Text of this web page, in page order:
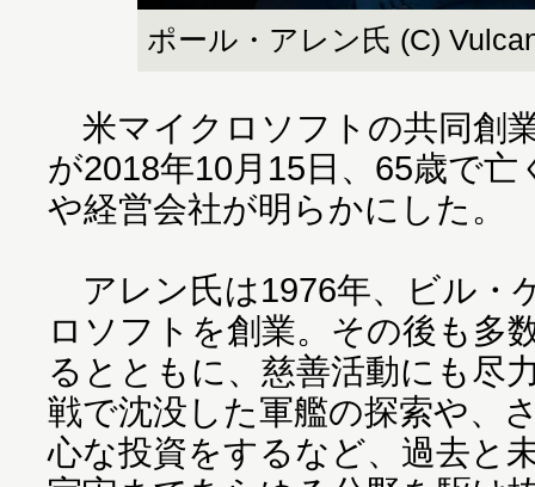
ポール・アレン氏 (C)
米マイクロソフトの共同創
が2018年10月15日、65歳で
や経営会社が明らかにした。
アレン氏は1976年、ビル・
ロソフトを創業。その後も多
るとともに、慈善活動にも尽
戦で沈没した軍艦の探索や、
心な投資をするなど、過去と